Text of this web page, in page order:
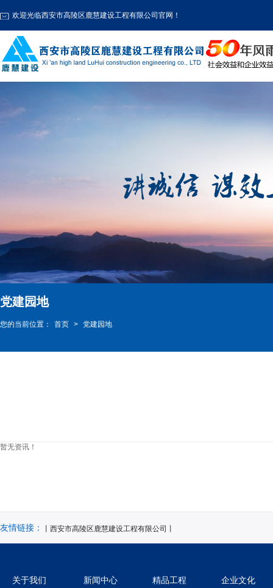
欢迎光临西安市高陵区鹿慧建设工程有限公司官网！
党建园地
您的当前位置： 首页 > 党建园地
暂无资讯！
友情链接： 丨西安市高陵区鹿慧建设工程有限公司丨
关于我们 新闻中心 精品工程 企业文化